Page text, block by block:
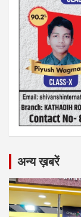
अन्य ख़बरें